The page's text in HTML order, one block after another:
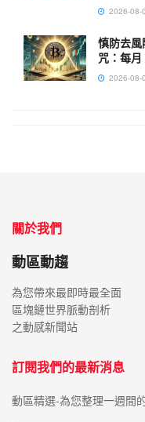
2026-08-
慎防去
咒：每
2026-08-
關於我們
動區動趨
為您帶來最即時最全面
區塊鏈世界脈動剖析
之動感新聞站
訂閱我們的最新消息
動區精選-為您整理一週間